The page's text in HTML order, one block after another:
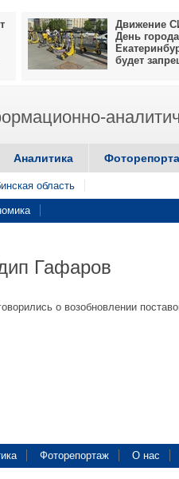
Движение
День города
будет
Аналитика
область
Гафаров
о возобновлении
Фоторепортаж О нас